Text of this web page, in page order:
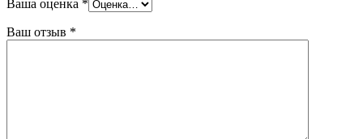
Ваша оценка *
Ваш отзыв *